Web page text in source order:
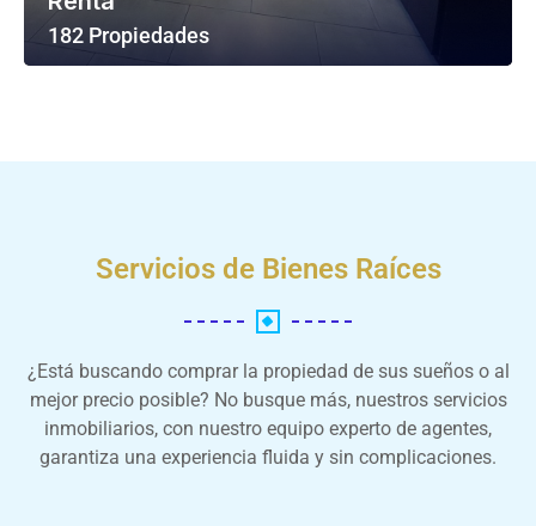
182 Propiedades
Servicios de Bienes Raíces
¿Está buscando comprar la propiedad de sus sueños o al
mejor precio posible? No busque más, nuestros servicios
inmobiliarios, con nuestro equipo experto de agentes,
garantiza una experiencia fluida y sin complicaciones.